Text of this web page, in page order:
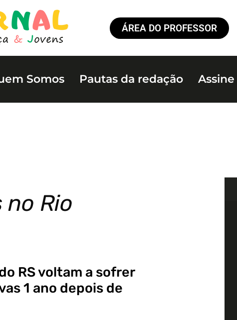
ÁREA DO PROFESSOR
Somos Pautas da redação Assine
Rio
RS voltam a sofrer
1 ano depois de